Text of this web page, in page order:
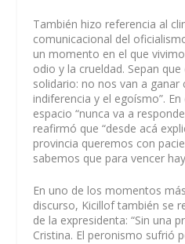
También hizo referencia al
comunicacional del
un momento en el que
odio y la crueldad. Sepan
solidario: no nos van a ganar
indiferencia y el egoísmo”.
espacio “nunca va a
reafirmó que “desde acá
provincia queremos con
sabemos que para vencer
En uno de los momentos
discurso, Kicillof también se
de la expresidenta: “Sin una
Cristina. El peronismo sufrió